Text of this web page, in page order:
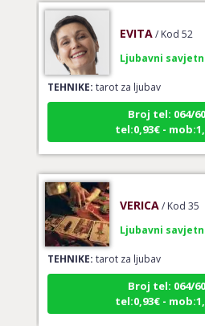
Ljubavni
TEHNIKE:tarot za ljubav
Broj tel: 064/
tel:0,93€ -
Ljubavni
TEHNIKE:tarot za ljubav
Broj tel: 064/
tel:0,93€ -